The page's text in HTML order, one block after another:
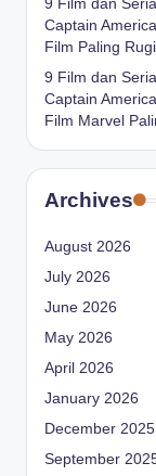
9 Film dan
Captain
Film Paling
9 Film dan
Captain
Film Marvel
Archives
August 2026
July 2026
June 2026
May 2026
April 2026
January 2026
December 2025
September